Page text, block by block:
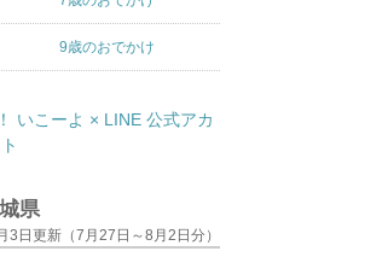
9歳のおでかけ
県
3日更新（7月27日～8月2日分）